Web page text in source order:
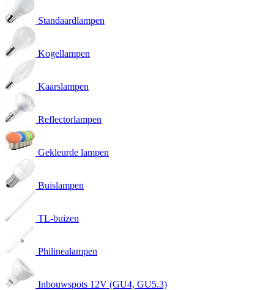
Standaardlampen
Kogellampen
Kaarslampen
Reflectorlampen
Gekleurde lampen
Buislampen
TL-buizen
Philinealampen
Inbouwspots 12V (GU4, GU5.3)